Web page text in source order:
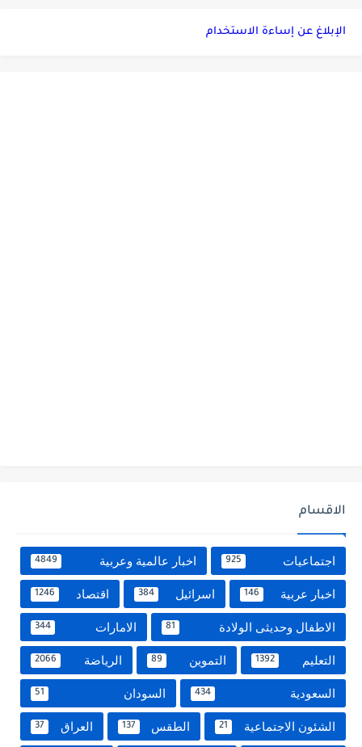
الإبلاغ عن إساءة الاستخدام
الاقسام
اجتماعيات 925 اخبار عالمية وعربية 4849
اخبار عربية 146 اسرائيل 384 اقتصاد 1246
الاطفال وحديثى الولادة 81 الامارات 344
التعليم 1392 التموين 89 الرياضة 2066
السعودية 434 السودان 51
الشئون الاجتماعية 21 الطقس 137 العراق 37